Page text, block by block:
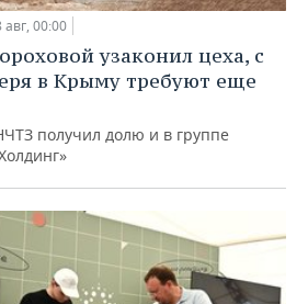
авг, 00:00
узаконил цеха, с
в Крыму требуют еще
получил долю и в группе